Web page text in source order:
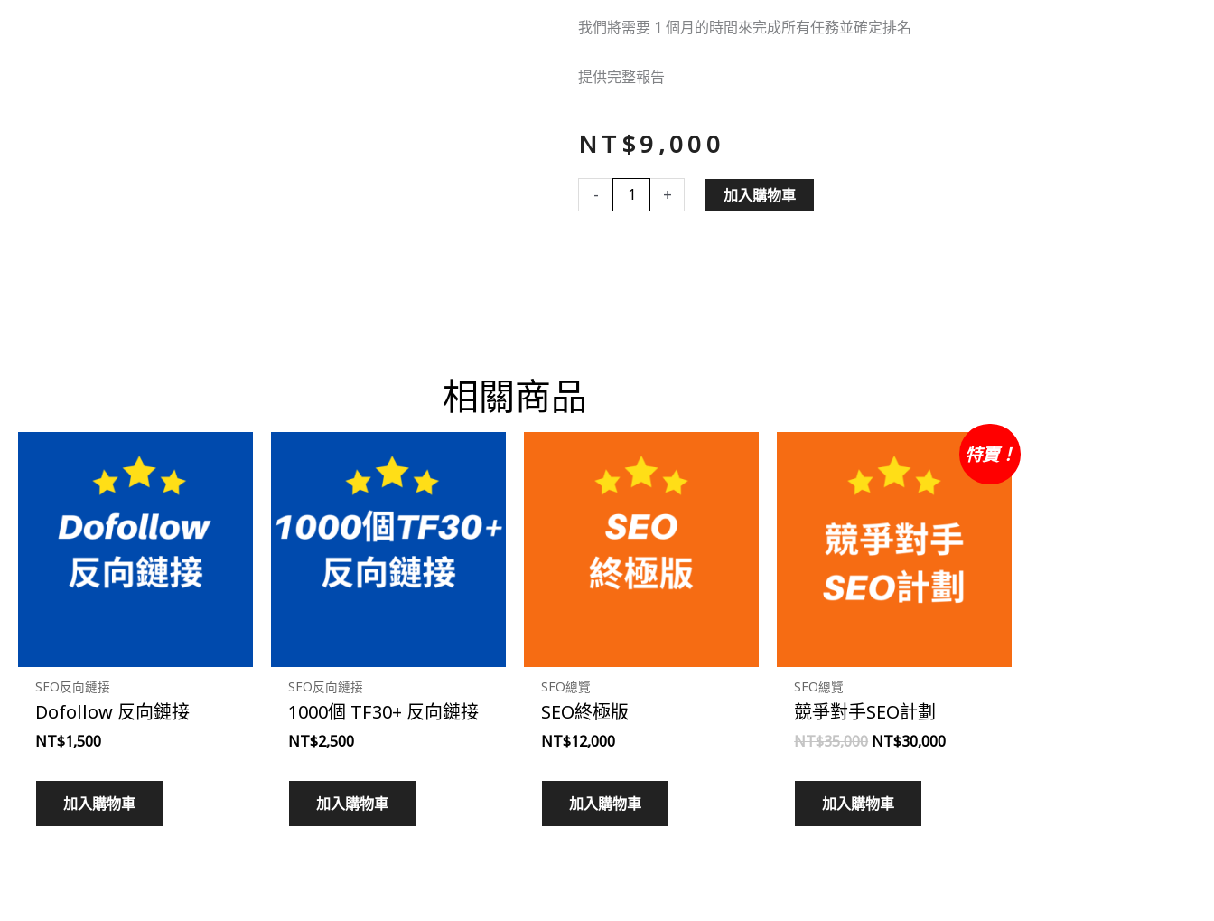
我們將需要 1 個月的時間來完成所有任務並確定排名
提供完整報告
NT$9,000
-
名
+ 加入購物車
相關商品
SEO反向鏈接
Dofollow 反向鏈接
NT$1,500
加入購物車
SEO反向鏈接
1000個 TF30+ 反向鏈接
NT$2,500
加入購物車
SEO總覽
SEO終極版
NT$12,000
加入購物車
特賣！
SEO總覽
競爭對手SEO計劃
NT$35,000
價
NT$30,000
前
加入購物車